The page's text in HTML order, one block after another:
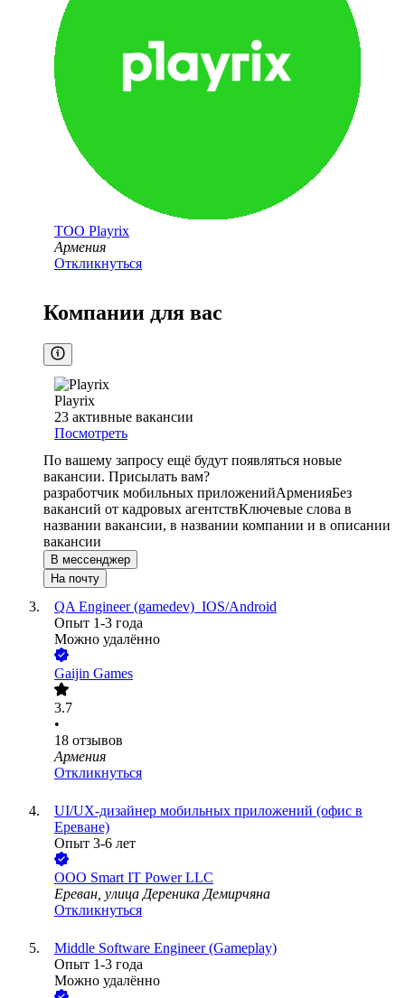
ТОО Playrix
Армения
Откликнуться
Компании для вас
Playrix
23 активные вакансии
Посмотреть
По вашему запросу ещё будут появляться новые
вакансии. Присылать вам?
разработчик мобильных приложенийАрменияБез
вакансий от кадровых агентствКлючевые слова в
названии вакансии, в названии компании и в описании
вакансии
В мессенджер
На почту
QA Engineer (gamedev)_IOS/Android
Опыт 1-3 года
Можно удалённо
Gaijin Games
3.7
•
18 отзывов
Армения
Откликнуться
UI/UX-дизайнер мобильных приложений (офис в
Ереване)
Опыт 3-6 лет
ООО Smart IT Power LLC
Ереван, улица Дереника Демирчяна
Откликнуться
Middle Software Engineer (Gameplay)
Опыт 1-3 года
Можно удалённо